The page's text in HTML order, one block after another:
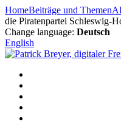
Zum
Inhalt
springen
HomeBeiträge und Themen
die Piratenpartei Schleswig-
Change language: Deutsch
English